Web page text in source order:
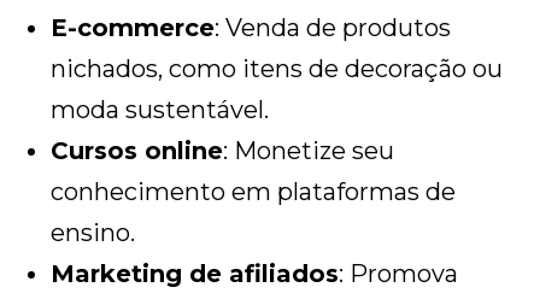
E-commerce: Venda de produtos
nichados, como itens de decoração ou
moda sustentável.
Cursos online: Monetize seu
conhecimento em plataformas de
ensino.
Marketing de afiliados: Promova